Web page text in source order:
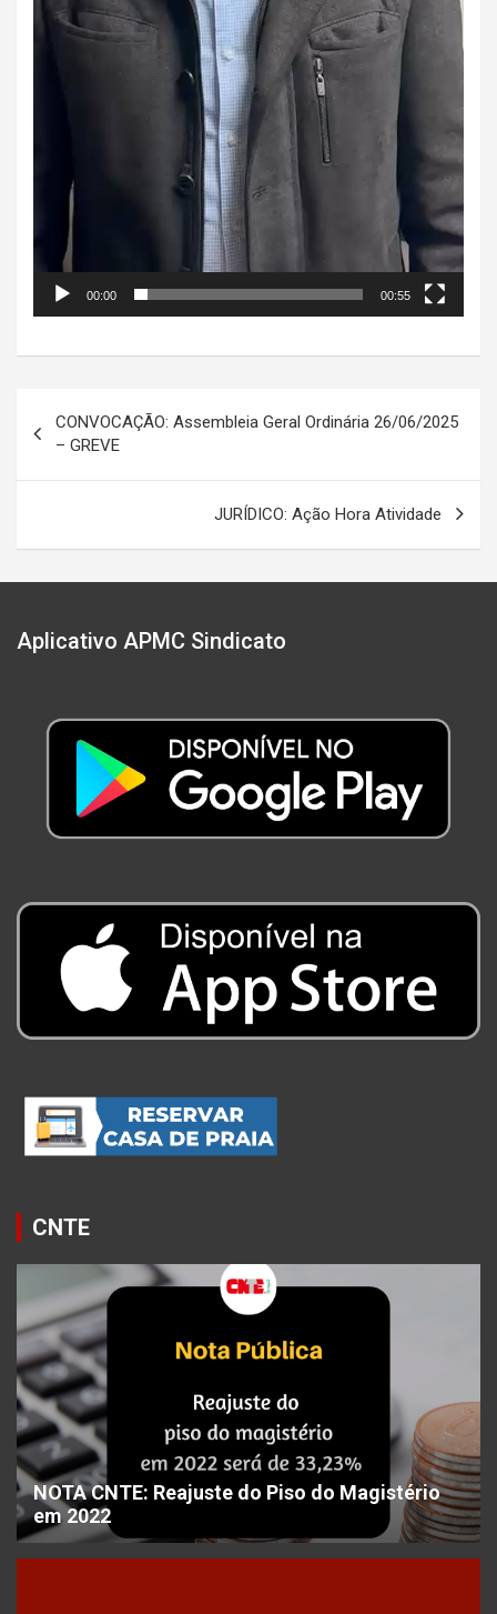
00:00 00:55
Navegação
de
Post
CONVOCAÇÃO: Assembleia Geral Ordinária 26/06/2025
– GREVE
JURÍDICO: Ação Hora Atividade
Aplicativo APMC Sindicato
CNTE
NOTA CNTE: Reajuste do Piso do Magistério
em 2022